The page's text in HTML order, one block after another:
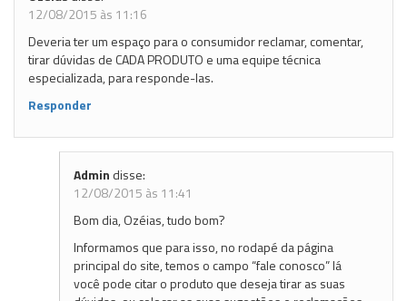
12/08/2015 às 11:16
Deveria ter um espaço para o consumidor reclamar, comentar,
tirar dúvidas de CADA PRODUTO e uma equipe técnica
especializada, para responde-las.
Responder
Admin disse:
12/08/2015 às 11:41
Bom dia, Ozéias, tudo bom?
Informamos que para isso, no rodapé da página
principal do site, temos o campo “fale conosco” lá
você pode citar o produto que deseja tirar as suas